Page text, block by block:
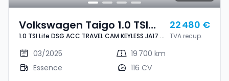
Volkswagen Taigo 1.0 TSI
Life DSG ACC TRAVEL CAM
KEYLESS JA17 1° MAIN
1.0 TSI Life DSG ACC TRAVEL CAM KEYLESS JA17 1°
22 480 €
TVA recup.
03/2025
19 700 km
Essence
116 CV